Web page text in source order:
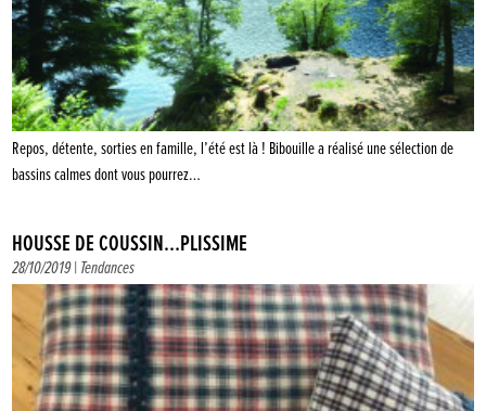
Repos, détente, sorties en famille, l’été est là ! Bibouille a réalisé une sélection de
bassins calmes dont vous pourrez…
HOUSSE DE COUSSIN…PLISSIME
28/10/2019 |Tendances